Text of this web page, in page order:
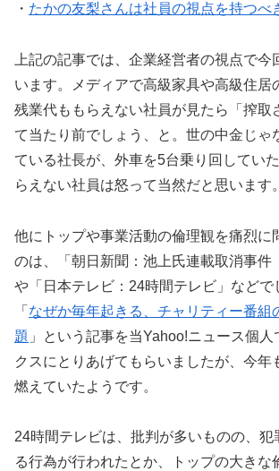
・ たかの友梨さんは社員の視点を持つべ
上記の記事では、企業経営者の視点で今
います。メディアで高級家具や高級住居
残業代ももらえない社員が見たら「搾取
て当たり前でしょう、と。世の中金じゃ
ている社長が、外車を5台乗り回してい
らえない社員は怒って当然だと思います。
他にトップや事業活動の倫理観を痛烈に
のは、「朝日新聞：池上氏連載取消事件
や「日本テレビ：24時間テレビ」などで
「 なぜか毎年起きる、チャリティー番組
題 」という記事を当Yahoo!ニュース個人
クスにとりあげてもらいましたが、今年
燃えていたようです。
24時間テレビは、批判が多いものの、犯
る行為が行われたとか、トップの大きな